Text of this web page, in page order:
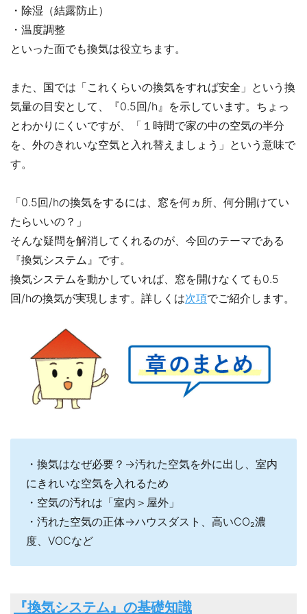
・除湿（結露防止）
・温度調整
といった面でも換気は役立ちます。
また、国では「これくらいの換気をすれば安全」という換
気量の目安として、『0.5回/h』を示しています。ちょっ
とわかりにくいですが、「１時間で家の中の空気の半分
を、外のきれいな空気と入れ替えましょう」という意味で
す。
「0.5回/hの換気をするには、窓を何ヵ所、何分開けてい
たらいいの？」
そんな疑問を解消してくれるのが、今回のテーマである
『換気システム』です。
換気システムを動かしていれば、窓を開けなくても0.5
回/hの換気が実現します。詳しくは次項でご紹介します。
・換気はなぜ必要？→汚れた空気を外に出し、室内
にきれいな空気を入れるため
・空気の汚れは「室内＞屋外」
・汚れた空気の正体→ハウスダスト、高いCO₂濃
度、VOCなど
『換気システム』の基礎知識